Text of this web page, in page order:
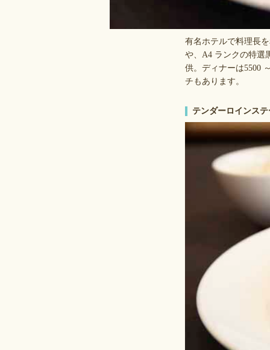
有名ホテルで料理長
や、A4 ランクの特選
供。ディナーは5500
チもあります。
テンダーロインス